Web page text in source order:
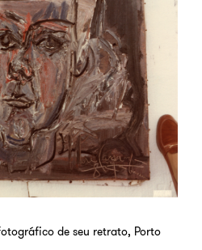
de seu retrato, Porto